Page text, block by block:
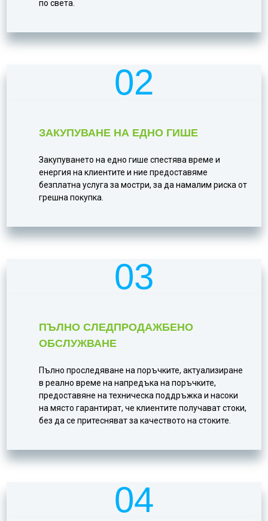
по света.
02
ЗАКУПУВАНЕ НА ЕДНО ГИШЕ
Закупуването на едно гише спестява време и
енергия на клиентите и ние предоставяме
безплатна услуга за мостри, за да намалим риска от
грешна покупка.
03
ПЪЛНО СЛЕДПРОДАЖБЕНО
ОБСЛУЖВАНЕ
Пълно проследяване на поръчките, актуализиране
в реално време на напредъка на поръчките,
предоставяне на техническа поддръжка и насоки
на място гарантират, че клиентите получават стоки,
без да се притесняват за качеството на стоките.
04